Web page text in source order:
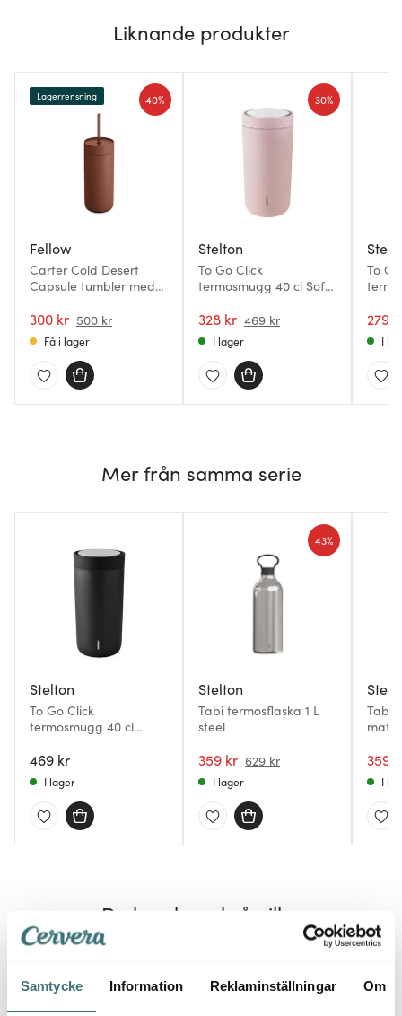
Samtycke Information Reklaminställningar Om
Liknande produkter
Fellow
Carter Cold Desert
Capsule tumbler med
300 kr 500 kr
40%
Lagerrensning
Få i lager
Stelton
To Go Click
termosmugg 40 cl Soft
328 kr 469 kr
30%
I lager
To
279
I
Mer från samma serie
Stelton
To Go Click
termosmugg 40 cl
469 kr
I lager
Stelton
Tabi termosflaska 1 L
steel
359 kr 629 kr
43%
I lager
Tabi
359
I
Du kanske också gillar
30% 46%